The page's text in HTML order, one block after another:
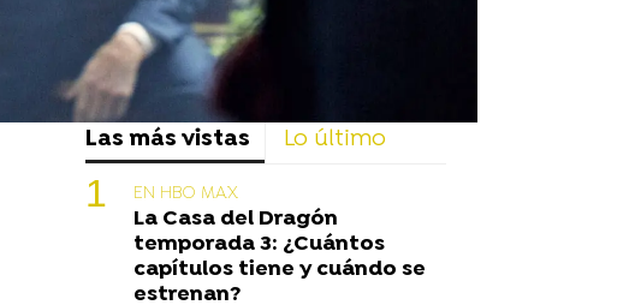
Las más vistas Lo último
EN HBO MAX
La Casa del Dragón
temporada 3: ¿Cuántos
capítulos tiene y cuándo se
estrenan?